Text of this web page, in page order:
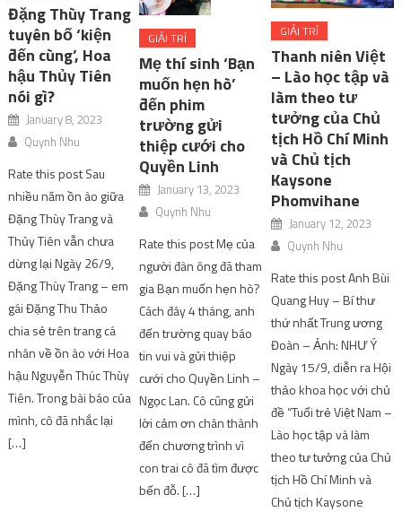
Đặng Thùy Trang
tuyên bố ‘kiện
đến cùng’, Hoa
hậu Thủy Tiên
nói gì?
January 8, 2023
Quynh Nhu
Rate this post Sau
nhiều năm ồn ào giữa
Đặng Thùy Trang và
Thủy Tiên vẫn chưa
dừng lại Ngày 26/9,
Đặng Thùy Trang – em
gái Đặng Thu Thảo
chia sẻ trên trang cá
nhân về ồn ào với Hoa
hậu Nguyễn Thúc Thùy
Tiên. Trong bài báo của
mình, cô đã nhắc lại
[…]
GIẢI TRÍ
Mẹ thí sinh ‘Bạn
muốn hẹn hò’
đến phim
trường gửi
thiệp cưới cho
Quyền Linh
January 13, 2023
Quynh Nhu
Rate this post Mẹ của
người đàn ông đã tham
gia Bạn muốn hẹn hò?
Cách đây 4 tháng, anh
đến trường quay báo
tin vui và gửi thiệp
cưới cho Quyền Linh –
Ngọc Lan. Cô cũng gửi
lời cảm ơn chân thành
đến chương trình vì
con trai cô đã tìm được
bến đỗ. […]
GIẢI TRÍ
Thanh niên Việt
– Lào học tập và
làm theo tư
tưởng của Chủ
tịch Hồ Chí Minh
và Chủ tịch
Kaysone
Phomvihane
January 12, 2023
Quynh Nhu
Rate this post Anh Bùi
Quang Huy – Bí thư
thứ nhất Trung ương
Đoàn – Ảnh: NHƯ Ý
Ngày 15/9, diễn ra Hội
thảo khoa học với chủ
đề “Tuổi trẻ Việt Nam –
Lào học tập và làm
theo tư tưởng của Chủ
tịch Hồ Chí Minh và
Chủ tịch Kaysone